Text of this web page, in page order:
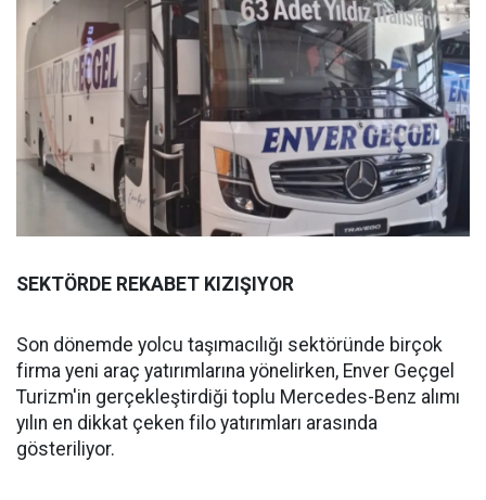
SEKTÖRDE REKABET KIZIŞIYOR
Son dönemde yolcu taşımacılığı sektöründe birçok
firma yeni araç yatırımlarına yönelirken, Enver Geçgel
Turizm'in gerçekleştirdiği toplu Mercedes-Benz alımı
yılın en dikkat çeken filo yatırımları arasında
gösteriliyor.